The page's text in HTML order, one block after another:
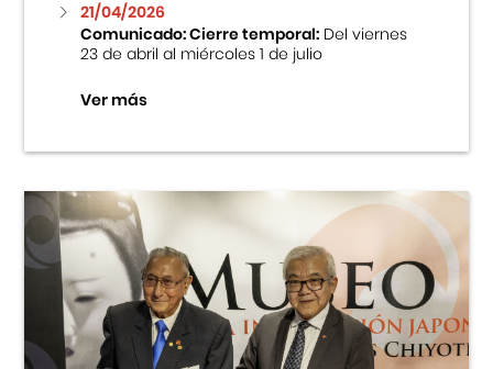
Fondo Editorial
Teatro Peruano Japonés
21/04/2026
Comunicado: Cierre temporal:Del viernes
23 de abril al miércoles 1 de julio
Ver más